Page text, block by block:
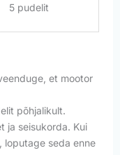
5 pudelit
et mootor
põhjalikult.
ja seisukorda. Kui
loputage seda enne